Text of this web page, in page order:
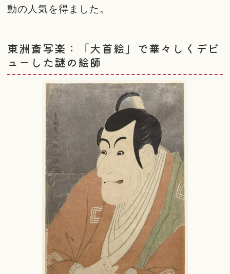
動の人気を得ました。
東洲斎写楽：「大首絵」で華々しくデビ
ューした謎の絵師